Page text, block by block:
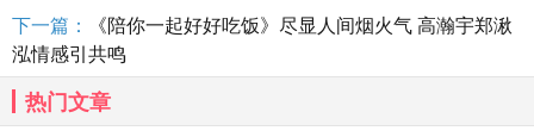
场面，甜度“超标”。
李亘导演与妈妈于海丹“团聚”，现场真情流露暖心备至
下一篇：
《陪你一起好好吃饭》尽显人间烟火气 高瀚宇郑湫
泓情感引共鸣
热门文章